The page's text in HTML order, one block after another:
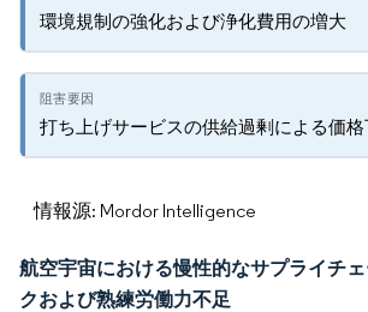
環境規制の強化および浄化費用の増大
打ち上げサービスの供給過剰による価格
情報源: Mordor Intelligence
航空宇宙における慢性的なサプライチ
クおよび熟練労働力不足